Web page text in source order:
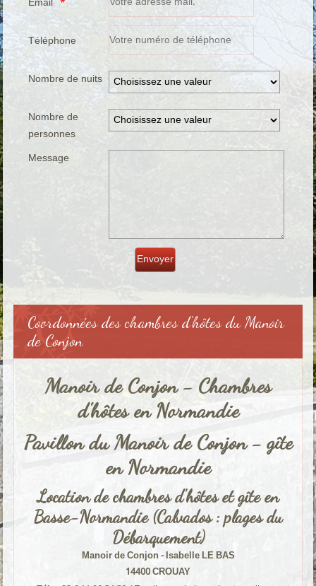
Téléphone
Nombre de nuits
Nombre de
personnes
Message
Coordonnées des chambres d'hôtes du Manoir
de Conjon
Manoir de Conjon - Chambres
d'hôtes en Normandie
Pavillon du Manoir de Conjon - gîte
en Normandie
Location de chambres d'hôtes et gîte en
Basse-Normandie (Calvados : plages du
Débarquement)
Manoir de Conjon - Isabelle LE BAS
14400 CROUAY